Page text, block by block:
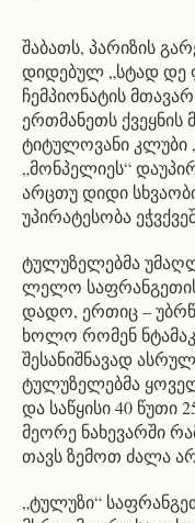
შაბათს, პარიზის
დიდებულ „სტად დე
ჩემპიონატის
ერთმანეთს ქვეყნის
ტიტულოვანი კლუბი
„მონპელიეს“
არცთუ დიდი
უპირატესობა
ტულუზელებმა
ლელო საფრანგეთის
დადო, ერთიც –
ხოლო რომენ
შესანიშნავად
ტულუზელებმა
და საწყისი 40 წუთი
მეორე ნახევარში
თავს ზემოთ ძალა
„ტულუზი“